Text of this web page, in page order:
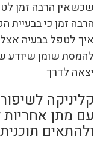
שכשאין הרבה זמן
הרבה זמן כי בבעיית
איך לטפל בבעיה
להמסת שומן שיודע
יצאה לדרך
קליניקה
עם מתן אחריות
ולהתאים